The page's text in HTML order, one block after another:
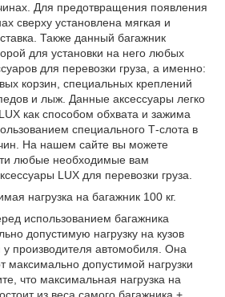
Для предотвращения появления
сверху установлена мягкая и
Также данный багажник
для установки на него любых
для перевозки груза, а именно:
корзин, специальных креплений
и лыж. Данные аксессуары легко
как способом обхвата и зажима
специального Т-слота в
На нашем сайте вы можете
любые необходимые вам
LUX для перевозки груза.
нагрузка на багажник 100 кг.
использованием багажника
допустимую нагрузку на кузов
производителя автомобиля. Она
максимально допустимой нагрузки
что максимальная нагрузка на